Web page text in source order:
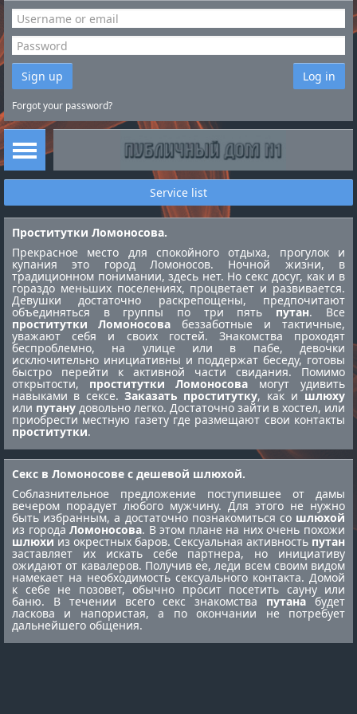
Sign up Log in
Forgot your password?
Service list
Проститутки Ломоносова.
Прекрасное место для спокойного отдыха, прогулок и
купания это город Ломоносов. Ночной жизни, в
традиционном понимании, здесь нет. Но секс досуг, как и в
гораздо меньших поселениях, процветает и развивается.
Девушки достаточно раскрепощены, предпочитают
объединяться в группы по три пять путан. Все
проститутки Ломоносова беззаботные и тактичные,
уважают себя и своих гостей. Знакомства проходят
беспроблемно, на улице или в пабе, девочки
исключительно инициативны и поддержат беседу, готовы
быстро перейти к активной части свидания. Помимо
открытости, проститутки Ломоносова могут удивить
навыками в сексе. Заказать проститутку, как ишлюху
или путану довольно легко. Достаточно зайти в хостел, или
приобрести местную газету где размещают свои контакты
проститутки.
Секс в Ломоносове с дешевой шлюхой.
Соблазнительное предложение поступившее от дамы
вечером порадует любого мужчину. Для этого не нужно
быть избранным, а достаточно познакомиться со шлюхой
из городаЛомоносова. В этом плане на них очень похожи
шлюхииз окрестных баров. Сексуальная активность путан
заставляет их искать себе партнера, но инициативу
ожидают от кавалеров. Получив ее, леди всем своим видом
намекает на необходимость сексуального контакта. Домой
к себе не позовет, обычно просит посетить сауну или
баню. В течении всего секс знакомства путана будет
ласкова и напористая, а по окончании не потребует
дальнейшего общения.